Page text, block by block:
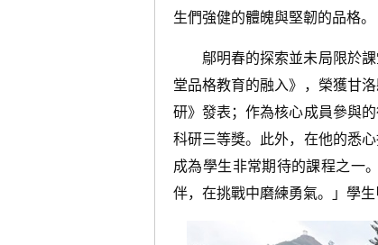
生們強健的體魄與堅韌的品格。
鄔明春的探索並未局限於
堂品格教育的融入》，榮獲甘
研》發表；作為核心成員參與
科研三等獎。此外，在他的悉
成為學生非常期待的課程之一
伴，在挑戰中磨練勇氣。」學生